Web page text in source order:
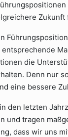
Zukunft
die
Denn nur
eine bessere
den letzten
und tragen
dass wir uns